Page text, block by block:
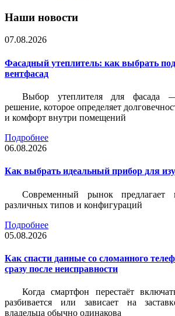
Наши новости
07.08.2026
Фасадный утеплитель: как выбрать
вентфасад
Выбор утеплителя для фасада
решение, которое определяет
и комфорт внутри помещений
Подробнее
06.08.2026
Как выбрать идеальный прибор для
Современный рынок предлагает
различных типов и конфигураций
Подробнее
05.08.2026
Как спасти данные со сломанного
сразу после неисправности
Когда смартфон перестаёт
разбивается или зависает на
владельца обычно одинакова